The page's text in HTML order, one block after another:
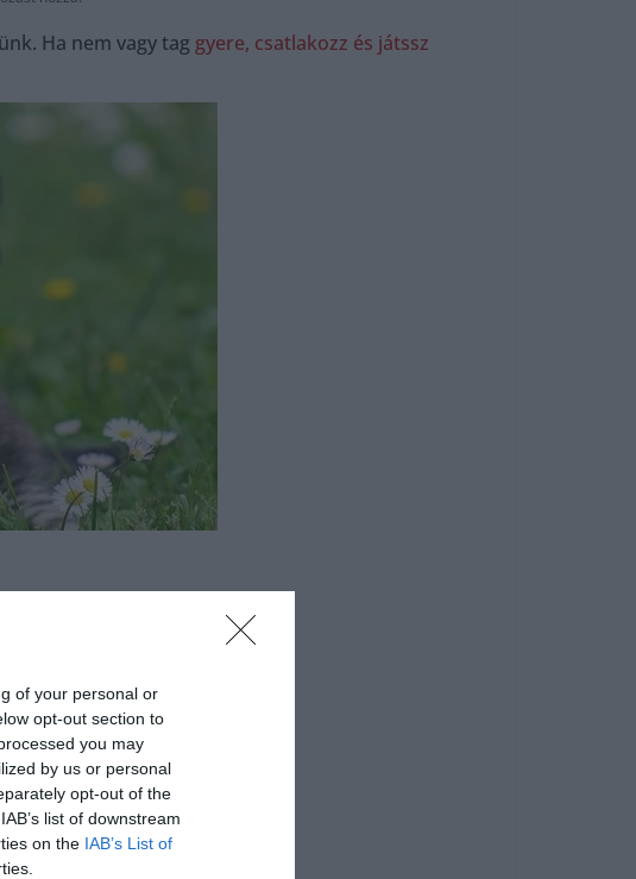
of your personal or
opt-out section to
you may
by us or personal
opt-out of the
list of downstream
on the IAB’s List of
Ha nem vagy tag gyere, csatlakozz és játssz